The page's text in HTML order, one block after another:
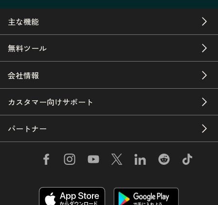
主な機能
無料ツール
会社情報
カスタマー向けサポート
パートナー